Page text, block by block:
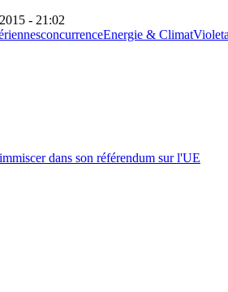
- 21:02
concurrenceEnergie & Climat
dans son référendum sur l'UE